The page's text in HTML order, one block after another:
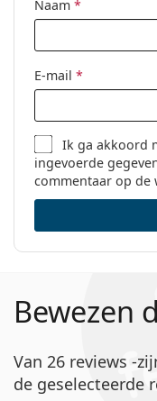
Naam *
E-mail *
Ik ga akkoord
ingevoerde
commentaar op de
Bewezen
Van 26 reviews -
de geselecteerde